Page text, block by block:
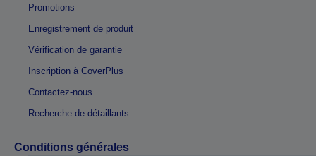
Promotions
Enregistrement de produit
Vérification de garantie
Inscription à CoverPlus
Contactez-nous
Recherche de détaillants
Conditions générales